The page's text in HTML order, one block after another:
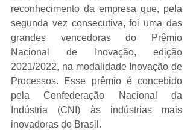
reconhecimento da empresa que, pela
segunda vez consecutiva, foi uma das
grandes vencedoras do Prêmio
Nacional de Inovação, edição
2021/2022, na modalidade Inovação de
Processos. Esse prêmio é concebido
pela Confederação Nacional da
Indústria (CNI) às indústrias mais
inovadoras do Brasil.